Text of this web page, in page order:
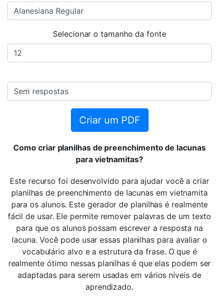
Selecionar o tamanho da fonte
Criar um PDF
Como criar planilhas de preenchimento de lacunas
para vietnamitas?
Este recurso foi desenvolvido para ajudar você a criar
planilhas de preenchimento de lacunas em vietnamita
para os alunos. Este gerador de planilhas é realmente
fácil de usar. Ele permite remover palavras de um texto
para que os alunos possam escrever a resposta na
lacuna. Você pode usar essas planilhas para avaliar o
vocabulário alvo e a estrutura da frase. O que é
realmente ótimo nessas planilhas é que elas podem ser
adaptadas para serem usadas em vários níveis de
aprendizado.